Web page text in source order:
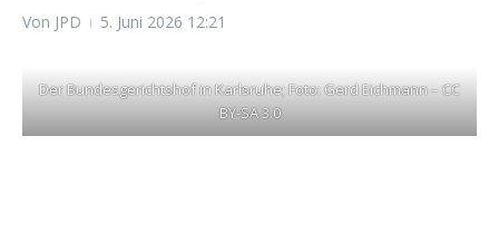
Von JPD 5. Juni 2026 12:21
Der Bundesgerichtshof in Karlsruhe; Foto: Gerd Eichmann – CC
BY-SA 3.0